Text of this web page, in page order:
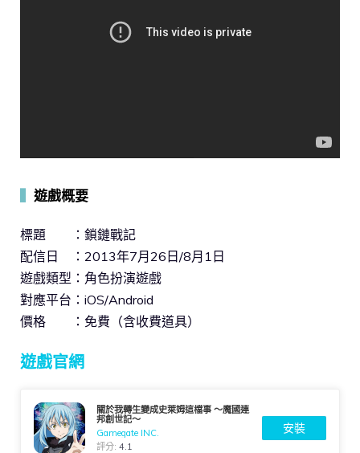
遊戲概要
標題 ：鎖鏈戰記
配信日 ：2013年7月26日/8月1日
遊戲類型：角色扮演遊戲
對應平台：iOS/Android
價格 ：免費（含收費道具）
遊戲官網
關於我轉生變成史萊姆這檔事 ～魔國連
邦創世記～
Gamegate INC.
評分:4.1
安裝